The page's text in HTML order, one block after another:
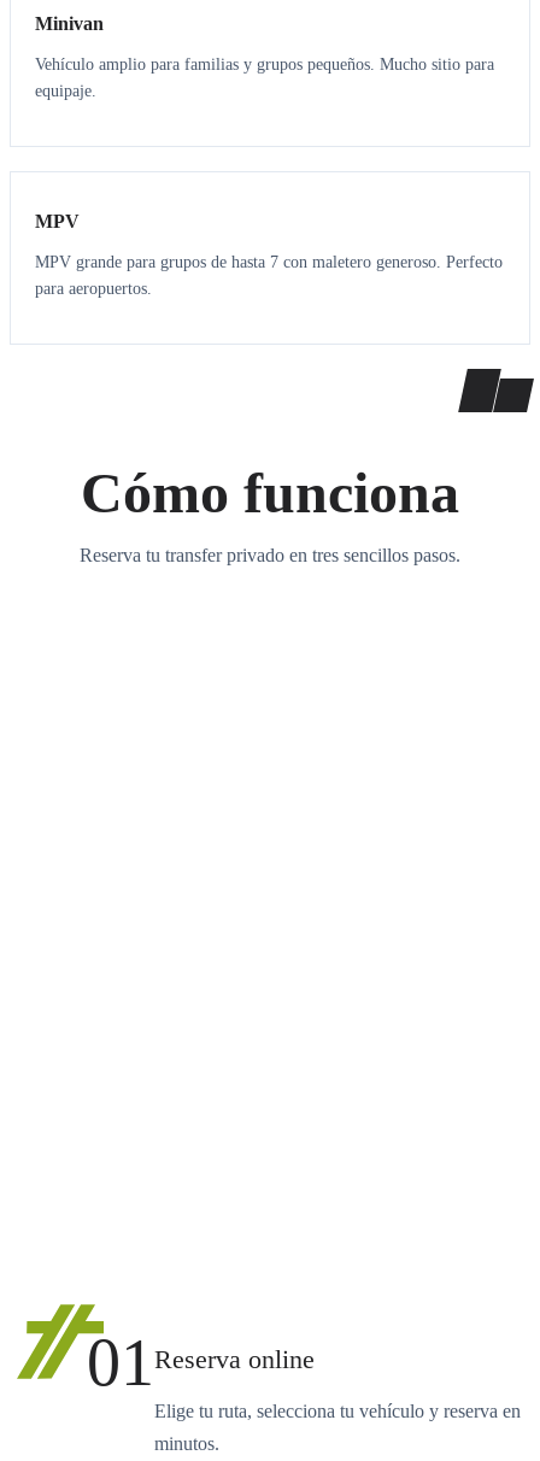
Minivan
Vehículo amplio para familias y grupos pequeños. Mucho sitio para
equipaje.
7 7
MPV
MPV grande para grupos de hasta 7 con maletero generoso. Perfecto
para aeropuertos.
Cómo funciona
Reserva tu transfer privado en tres sencillos pasos.
01Reserva online
Elige tu ruta, selecciona tu vehículo y reserva en
minutos.